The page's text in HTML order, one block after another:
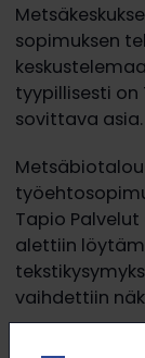
sopimuksen
tyypillisesti on
sovittava asia.
Tapio Palvelut
alettiin
vaihdettiin